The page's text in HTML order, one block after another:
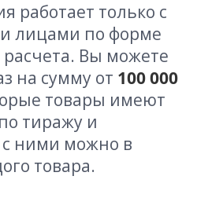
работает только с
лицами по форме
Вы можете
на сумму от 100 000
товары имеют
тиражу и
с ними можно в
товара.